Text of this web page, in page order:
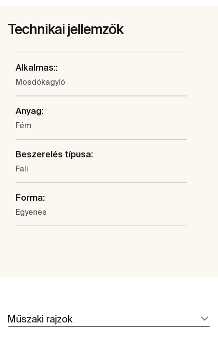
Technikai jellemzők
Alkalmas::
Mosdókagyló
Anyag:
Fém
Beszerelés típusa:
Fali
Forma:
Egyenes
Műszaki rajzok